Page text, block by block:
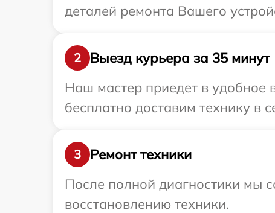
деталей ремонта Вашего
2
Выезд курьера за 35 минут
Наш мастер приедет в удобное
бесплатно доставим технику в
3
Ремонт техники
После полной диагностики мы
восстановлению техники.